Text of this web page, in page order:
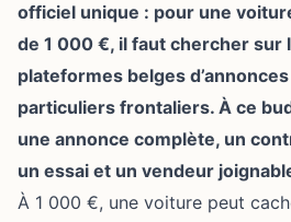
officiel unique : pour une
de 1 000 €, il faut chercher sur
plateformes belges
particuliers frontaliers. À ce
une annonce complète, un
un essai et un vendeur
À 1 000 €, une voiture peut